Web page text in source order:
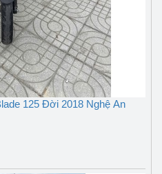
125 Đời 2018 Nghệ An